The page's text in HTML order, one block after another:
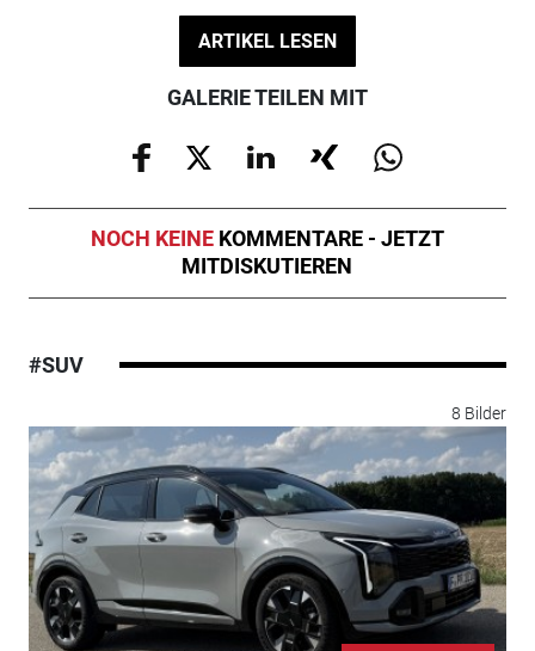
ARTIKEL LESEN
GALERIE TEILEN MIT
NOCH KEINE KOMMENTARE - JETZT
MITDISKUTIEREN
#SUV
8 Bilder